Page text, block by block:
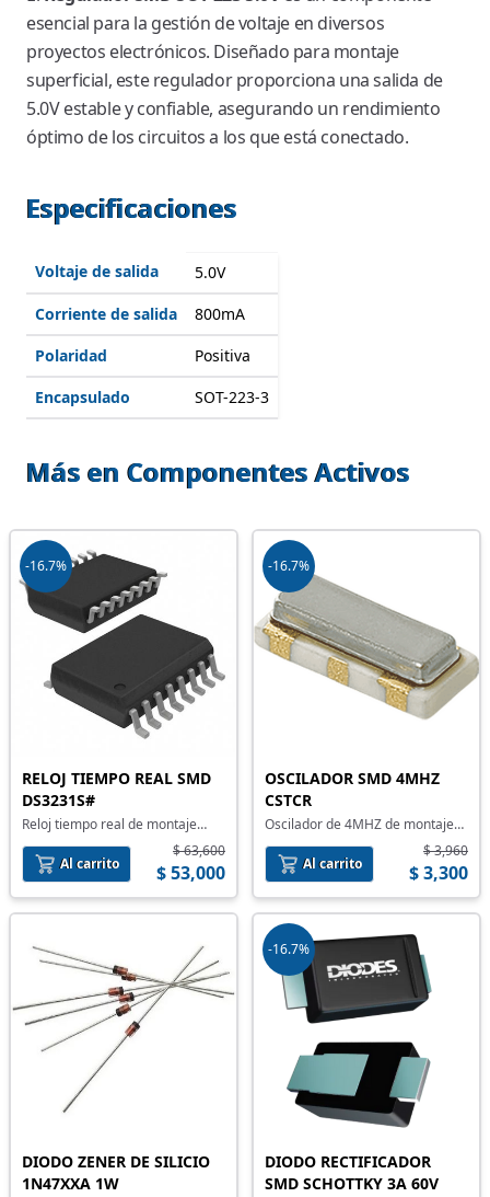
esencial para la gestión de voltaje en diversos
proyectos electrónicos. Diseñado para montaje
superficial, este regulador proporciona una salida de
5.0V estable y confiable, asegurando un rendimiento
óptimo de los circuitos a los que está conectado.
Especificaciones
Voltaje de salida
5.0V
Corriente de salida
800mA
Polaridad
Positiva
Encapsulado
SOT-223-3
Más en Componentes Activos
-16.7%
RELOJ TIEMPO REAL SMD
DS3231S#
Reloj tiempo real de montaje
superficial
Al carrito
$ 63,600
$ 53,000
-16.7%
OSCILADOR SMD 4MHZ
CSTCR
Oscilador de 4MHZ de montaje
superficial
Al carrito
$ 3,960
$ 3,300
DIODO ZENER DE SILICIO
1N47XXA 1W
-16.7%
DIODO RECTIFICADOR
SMD SCHOTTKY 3A 60V